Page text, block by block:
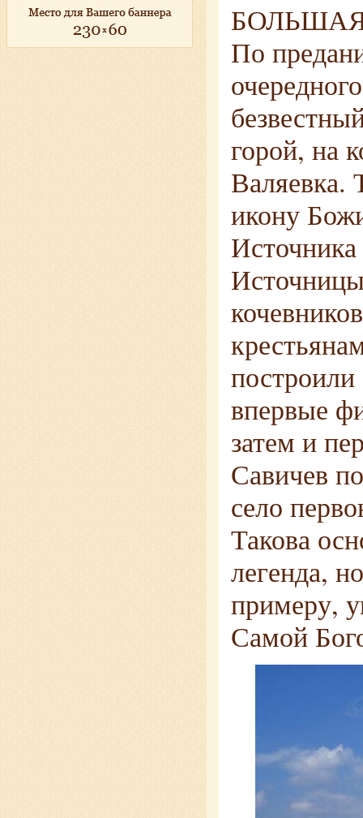
БОЛЬШАЯ
По
горой, на
Валяевка.
икону
впервые
затем и
Савичев
село
Такова
легенда,
примеру,
Самой